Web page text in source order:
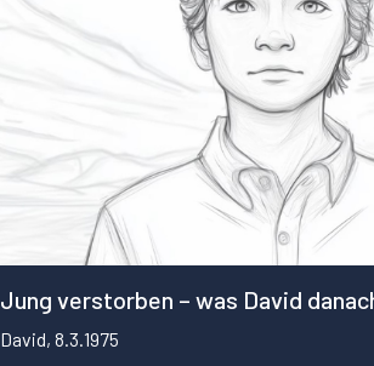
Jung verstorben – was David
David, 8.3.1975